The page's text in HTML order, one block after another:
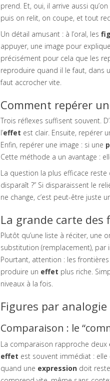
prend. Et, oui, il arrive aussi
puis on relit, on coupe, et tout
Un détail amusant : à l’oral, les
appuyer, une image pour
précisément pour cela que les
reproduire quand il le faut, dans
faut accrocher vite.
Comment repérer
Trois réflexes suffisent souvent.
l’effet est clair. Ensuite, repérer
Enfin, repérer une image : si une
Cette méthode a un avantage :
La question la plus efficace reste
disparaît ?” Si disparaissent le
ne change, c’est peut-être juste
La grande carte des
Plutôt qu’une liste à réciter, une
substitution (remplacement), par
Pourtant, attention : les
produire un effet plus riche.
niveaux à la fois.
Figures par
Comparaison : le
La comparaison rapproche deux
effet est souvent immédiat : elle
quand une expression doit